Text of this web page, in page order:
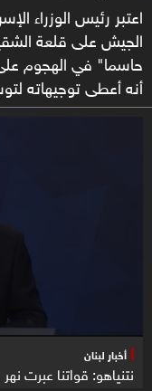
اعتبر رئيس الوزراء
الجيش على قلعة
حاسما" في الهجوم
أنه أعطى توجيهاته
أخبار لبنان
نتنياهو: قواتنا عبرت